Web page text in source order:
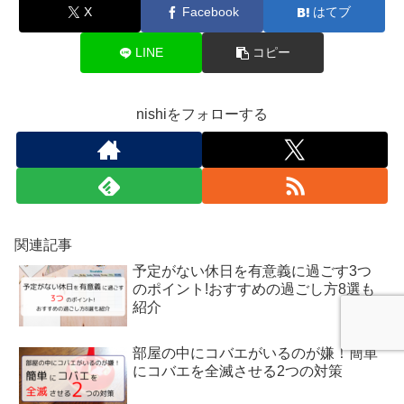
X Facebook はてブ
LINE コピー
nishiをフォローする
関連記事
予定がない休日を有意義に過ごす3つ
のポイント!おすすめの過ごし方8選も
紹介
部屋の中にコバエがいるのが嫌！簡単
にコバエを全滅させる2つの対策